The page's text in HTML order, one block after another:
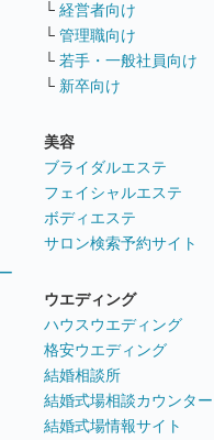
└ 経営者向け
└ 管理職向け
└ 若手・一般社員向け
└ 新卒向け
美容
ブライダルエステ
フェイシャルエステ
ボディエステ
サロン検索予約サイト
ウエディング
ハウスウエディング
格安ウエディング
結婚相談所
結婚式場相談カウンター
結婚式場情報サイト